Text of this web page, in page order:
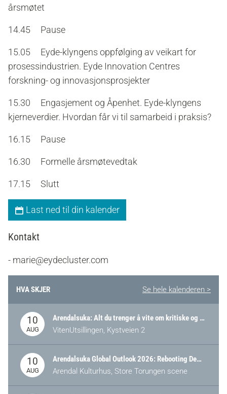
årsmøtet
14.45 Pause
15.05 Eyde-klyngens oppfølging av veikart for
prosessindustrien. Eyde Innovation Centres
forskning- og innovasjonsprosjekter
15.30 Engasjement og Åpenhet. Eyde-klyngens
kjerneverdier. Hvordan får vi til samarbeid i praksis?
16.15 Pause
16.30 Formelle årsmøtevedtak
17.15 Slutt
Last ned til din kalender
Kontakt
- marie@eydecluster.com
HVA SKJER Se hele kalenderen >
10
AUG
Arendalsuka: Alt du trenger å vite om kritiske og strategiske verdikjeder i Norge
VitenUtsillingen, Kystveien 2
10
AUG
Arendalsuka Global Outlook 2026: Rebooting Democracy for a New World Order
Arendal Kulturhus, Store Torungen scene